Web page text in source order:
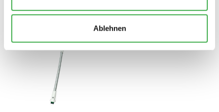
Ablehnen
In den Warenkorb In den Warenkorb